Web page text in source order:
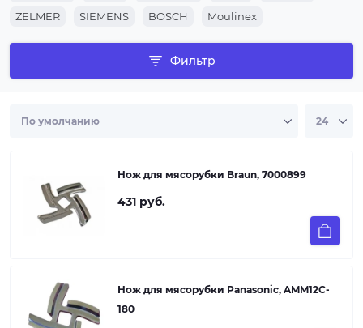
ZELMER
SIEMENS BOSCH Moulinex
Фильтр
Нож для мясорубки Braun, 7000899
431 руб.
Нож для мясорубки Panasonic, AMM12C-
180